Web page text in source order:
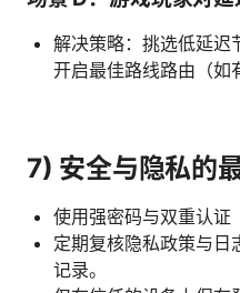
解决策略：挑选低延迟
开启最佳路线路由（如
7) 安全与隐私的
使用强密码与双重认证
定期复核隐私政策与日
记录。